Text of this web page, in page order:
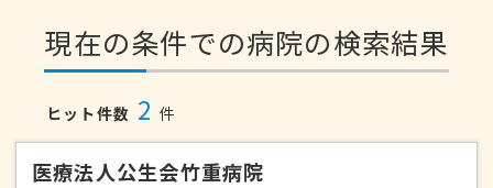
現在の条件での病院の検索結果
ヒット件数 2 件
医療法人公生会竹重病院